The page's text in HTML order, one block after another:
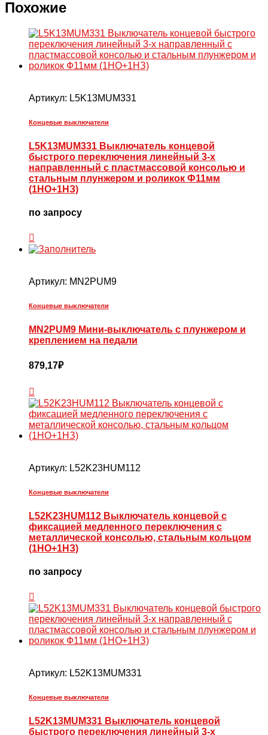
коротким
рычажком
Похожие
Артикул: L5K13MUM331
Концевые выключатели
L5K13MUM331 Выключатель концевой
быстрого переключения линейный 3-х
направленный с пластмассовой консолью и
стальным плунжером и роликок Ф11мм
(1НО+1НЗ)
по запросу
Артикул: MN2PUM9
Концевые выключатели
MN2PUM9 Мини-выключатель с плунжером и
креплением на педали
879,17₽
Артикул: L52K23HUM112
Концевые выключатели
L52K23HUM112 Выключатель концевой с
фиксацией медленного переключения с
металлической консолью, стальным кольцом
(1НО+1НЗ)
по запросу
Артикул: L52K13MUM331
Концевые выключатели
L52K13MUM331 Выключатель концевой
быстрого переключения линейный 3-х